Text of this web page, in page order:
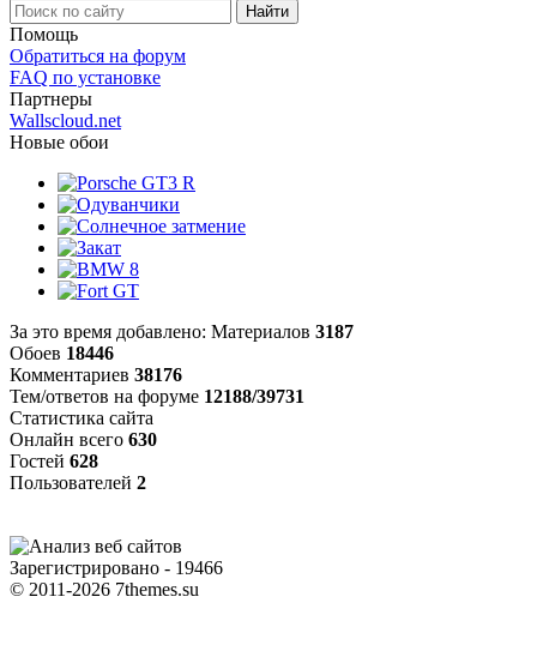
Помощь
Обратиться на форум
FAQ по установке
Партнеры
Wallscloud.net
Новые обои
За это время добавлено: Материалов 3187
Обоев 18446
Комментариев 38176
Тем/ответов на форуме 12188/39731
Статистика сайта
Онлайн всего 630
Гостей 628
Пользователей 2
Зарегистрировано - 19466
© 2011-2026 7themes.su